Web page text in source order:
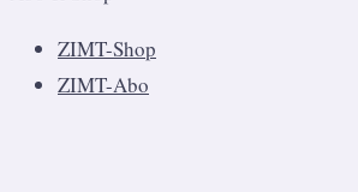
ZIMT-Shop
ZIMT-Abo